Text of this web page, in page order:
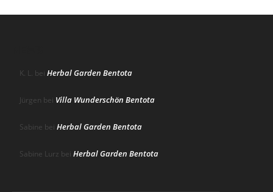
K. L. bei Herbal Garden Bentota
Jürgen bei Villa Wunderschön Bentota
Sabine bei Herbal Garden Bentota
Sabine Lurz bei Herbal Garden Bentota